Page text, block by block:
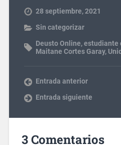
28 septiembre, 2021
Sin categorizar
Deusto Online,estudiante
Maitane Cortes Garay,
Entrada anterior
Entrada siguiente
3 Comentarios